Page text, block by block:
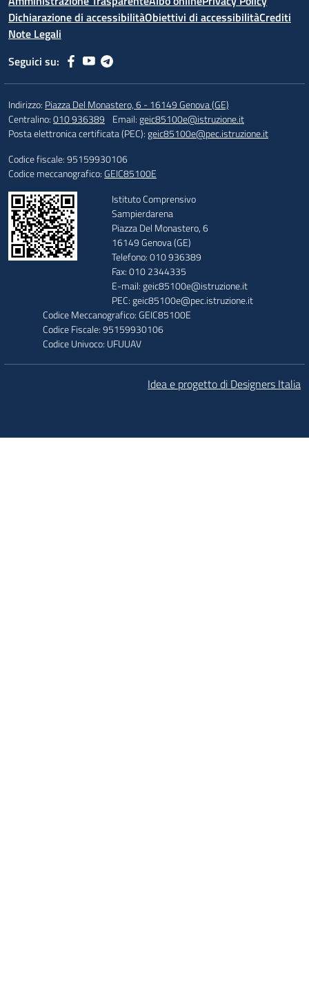
Dichiarazione di accessibilitàObiettivi di accessibilitàCrediti
Note Legali
Seguici su:
Indirizzo: Piazza Del Monastero, 6 - 16149 Genova (GE)
Centralino:010 936389 Email:geic85100e@istruzione.it
Posta elettronica certificata (PEC):geic85100e@pec.istruzione.it
Codice fiscale: 95159930106
Codice meccanografico:GEIC85100E
Istituto Comprensivo
Sampierdarena
Piazza Del Monastero, 6
16149 Genova (GE)
Telefono: 010 936389
Fax: 010 2344335
E-mail: geic85100e@istruzione.it
PEC: geic85100e@pec.istruzione.it
Codice Meccanografico: GEIC85100E
Codice Fiscale: 95159930106
Codice Univoco: UFUUAV
Idea e progetto di Designers Italia